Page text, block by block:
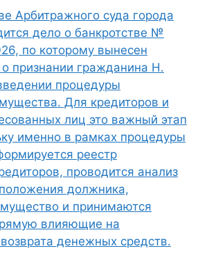
Арбитражного суда города
дело о банкротстве №
по которому вынесен
признании гражданина Н.
процедуры
Для кредиторов и
лиц это важный этап
именно в рамках процедуры
реестр
проводится анализ
должника,
и принимаются
влияющие на
денежных средств.